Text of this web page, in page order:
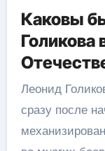
Каковы
Голикова
Леонид
сразу после